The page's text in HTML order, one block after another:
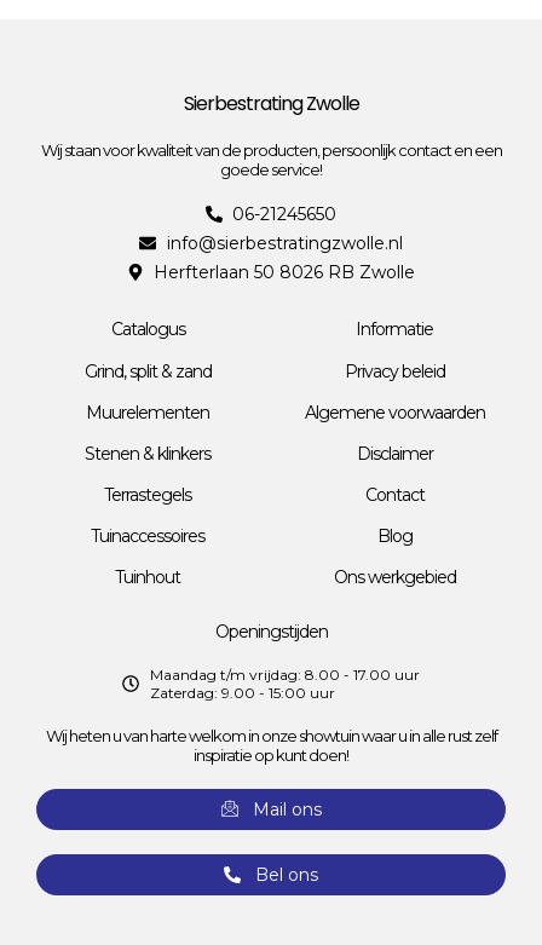
Sierbestrating Zwolle
Wij staan voor kwaliteit van de producten, persoonlijk contact en een
goede service!
06-21245650
info@sierbestratingzwolle.nl
Herfterlaan 50 8026 RB Zwolle
Catalogus
Grind, split & zand
Muurelementen
Stenen & klinkers
Terrastegels
Tuinaccessoires
Tuinhout
Informatie
Privacy beleid
Algemene voorwaarden
Disclaimer
Contact
Blog
Ons werkgebied
Openingstijden
Maandag t/m vrijdag: 8.00 - 17.00 uur
Zaterdag: 9.00 - 15:00 uur
Wij heten u van harte welkom in onze showtuin waar u in alle rust zelf
inspiratie op kunt doen!
Mail ons
Bel ons